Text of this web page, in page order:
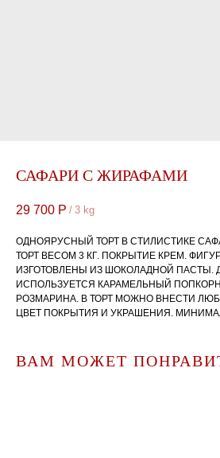
САФАРИ С ЖИРАФАМИ
29 700 Р / 3 kg
ОДНОЯРУСНЫЙ ТОРТ В СТИЛИСТИКЕ
ТОРТ ВЕСОМ 3 КГ. ПОКРЫТИЕ КРЕМ.
ИЗГОТОВЛЕНЫ ИЗ ШОКОЛАДНОЙ ПАСТЫ.
ИСПОЛЬЗУЕТСЯ КАРАМЕЛЬНЫЙ
РОЗМАРИНА. В ТОРТ МОЖНО ВНЕСТИ
ЦВЕТ ПОКРЫТИЯ И УКРАШЕНИЯ.
ВАМ МОЖЕТ